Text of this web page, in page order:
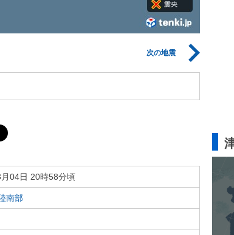
次の地震
04日 20時58分頃
南部